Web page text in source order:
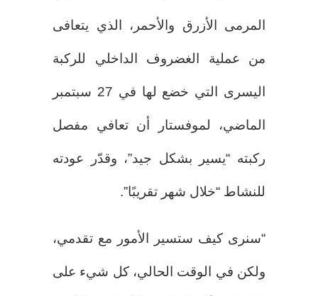
المرمى الأزرق والأحمر، الذي يتعافى
من عملية الغضروف الداخلي للركبة
اليسرى التي خضع لها في 27 سبتمبر
الماضي، لموفستار أن تعافي مفصل
ركبته “يسير بشكل جيد”، وقدّر عودته
للنشاط “خلال شهر تقريبًا”.
“سنرى كيف ستسير الأمور مع تقدمي،
ولكن في الوقت الحالي، كل شيء على